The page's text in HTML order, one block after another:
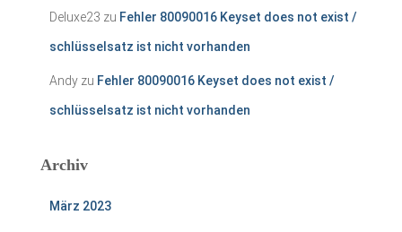
Deluxe23 zu Fehler 80090016 Keyset does not exist /
schlüsselsatz ist nicht vorhanden
Andy zu Fehler 80090016 Keyset does not exist /
schlüsselsatz ist nicht vorhanden
Archiv
März 2023